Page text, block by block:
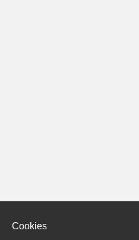
Cookies